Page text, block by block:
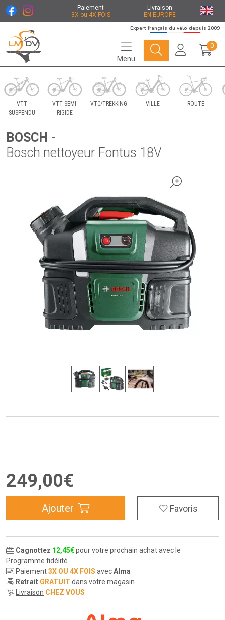
Paiement
3X ou 4X FOIS
Livraison
EN EUROPE
Le Marché du Vélo Votre distributeurs de vélo
Expert français du vélo depuis 2009
Menu
0
VTT
SUSPENDU
VTT SEMI-
RIGIDE
VTC/TREKKING VILLE ROUTE
BOSCH -
Bosch nettoyeur Fontus 18V
249,00€
Ajouter Favoris
Cagnottez 12,45€pour votre prochain achat avec le
Programme fidélité
Paiement3X OU 4X FOIS avecAlma
Retrait GRATUIT dans votre magasin
Livraison CHEZ VOUS